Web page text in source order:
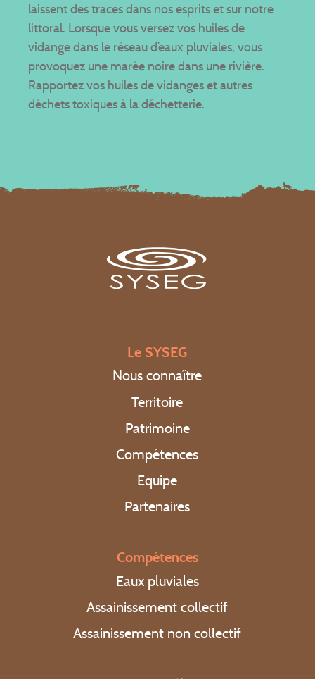
laissent des traces dans nos esprits et sur notre
littoral. Lorsque vous versez vos huiles de
vidange dans le réseau d’eaux pluviales, vous
provoquez une marée noire dans une rivière.
Rapportez vos huiles de vidanges et autres
déchets toxiques à la déchetterie.
Le SYSEG
Nous connaître
Territoire
Patrimoine
Compétences
Equipe
Partenaires
Compétences
Eaux pluviales
Assainissement collectif
Assainissement non collectif